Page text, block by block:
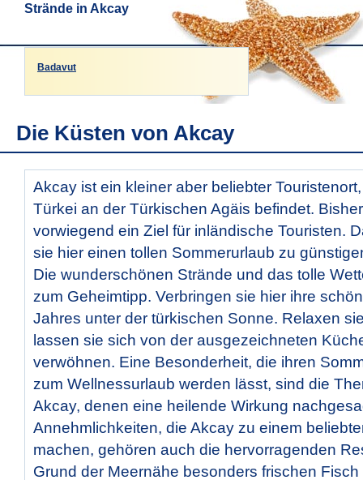
Strände in Akcay
Badavut
Die Küsten von Akcay
Akcay ist ein kleiner aber beliebter
Türkei an der Türkischen Agäis befindet.
vorwiegend ein Ziel für inländische Touristen.
sie hier einen tollen Sommerurlaub zu
Die wunderschönen Strände und das tolle
zum Geheimtipp. Verbringen sie hier ihre
Jahres unter der türkischen Sonne. Relaxen
lassen sie sich von der ausgezeichneten
verwöhnen. Eine Besonderheit, die ihren
zum Wellnessurlaub werden lässt, sind die
Akcay, denen eine heilende Wirkung
Annehmlichkeiten, die Akcay zu einem
machen, gehören auch die hervorragenden
Grund der Meernähe besonders frischen